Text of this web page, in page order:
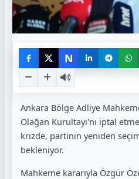
N
Ankara Bölge Adliye
Olağan Kurultayı'nı iptal
krizde, partinin yeniden
bekleniyor.
Mahkeme kararıyla Özgür